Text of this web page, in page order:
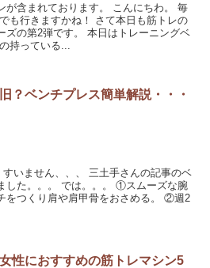
含まれております。 こんにちわ。 毎
も行きますかね！ さて本日も筋トレの
ズの第2弾です。 本日はトレーニングベ
持っている...
旧？ベンチプレス簡単解説・・・
すいません、、、 三土手さんの記事のベ
した。。。 では。。。 ①スムーズな腕
をつくり肩や肩甲骨をおさめる。 ②週2
女性におすすめの筋トレマシン5